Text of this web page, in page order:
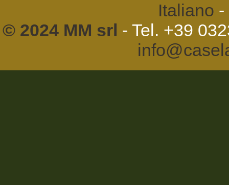
Italiano -
© 2024 MM srl - Tel. +39